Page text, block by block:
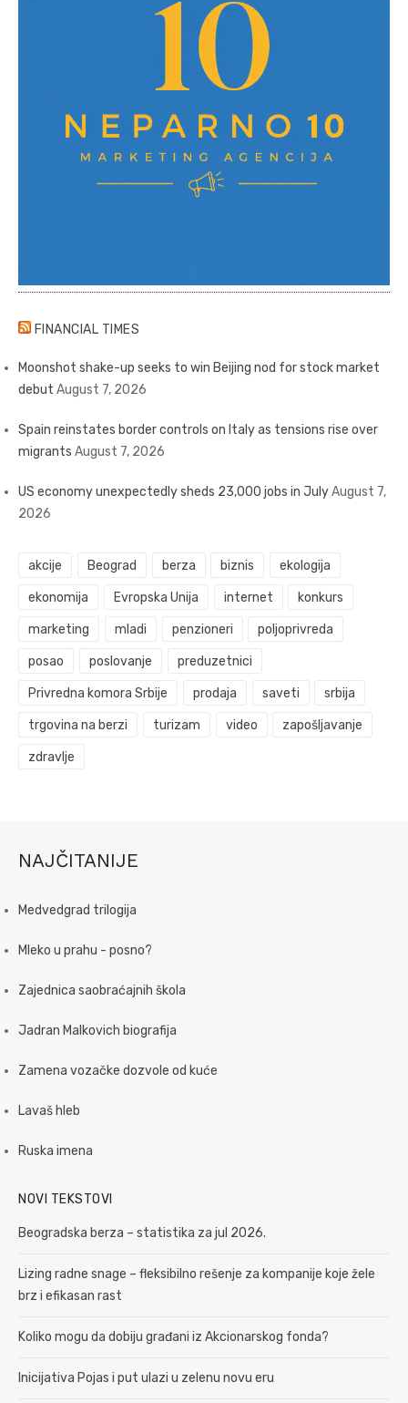
FINANCIAL TIMES
Moonshot shake-up seeks to win Beijing nod for stock market
debut August 7, 2026
Spain reinstates border controls on Italy as tensions rise over
migrants August 7, 2026
US economy unexpectedly sheds 23,000 jobs in JulyAugust 7,
2026
akcije Beograd berza biznis ekologija
ekonomija Evropska Unija internet konkurs
marketing mladi penzioneri poljoprivreda
posao poslovanje preduzetnici
Privredna komora Srbije prodaja saveti srbija
trgovina na berzi turizam video zapošljavanje
zdravlje
NAJČITANIJE
Medvedgrad trilogija
Mleko u prahu - posno?
Zajednica saobraćajnih škola
Jadran Malkovich biografija
Zamena vozačke dozvole od kuće
Lavaš hleb
Ruska imena
NOVI TEKSTOVI
Beogradska berza – statistika za jul 2026.
Lizing radne snage – fleksibilno rešenje za kompanije koje žele
brz i efikasan rast
Koliko mogu da dobiju građani iz Akcionarskog fonda?
Inicijativa Pojas i put ulazi u zelenu novu eru